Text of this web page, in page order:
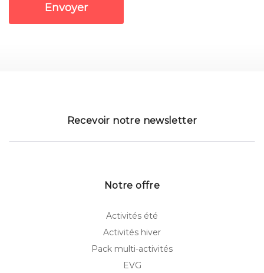
Envoyer
Recevoir notre newsletter
Notre offre
Activités été
Activités hiver
Pack multi-activités
EVG